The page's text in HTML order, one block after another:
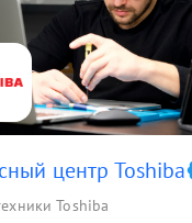
центр Toshiba
Toshiba